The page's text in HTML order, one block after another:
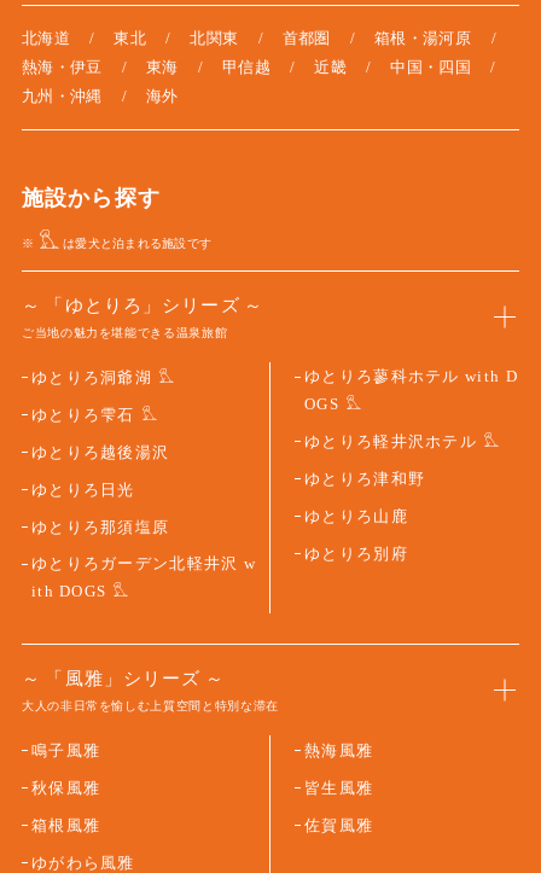
北海道 東北 北関東 首都圏
箱根・湯河原
熱海・伊豆
東海 甲信越 近畿
中国・四国
九州・沖縄
海外
施設から探す
※ は愛犬と泊まれる施設です
「ゆとりろ」シリーズ
ご当地の魅力を堪能できる温泉旅館
ゆとりろ洞爺湖
ゆとりろ雫石
ゆとりろ越後湯沢
ゆとりろ日光
ゆとりろ那須塩原
ゆとりろガーデン北軽井沢 w
ith DOGS
ゆとりろ蓼科ホテル with D
OGS
ゆとりろ軽井沢ホテル
ゆとりろ津和野
ゆとりろ山鹿
ゆとりろ別府
「風雅」シリーズ
大人の非日常を愉しむ上質空間と特別な滞在
鳴子風雅
秋保風雅
箱根風雅
ゆがわら風雅
熱海風雅
皆生風雅
佐賀風雅